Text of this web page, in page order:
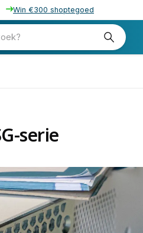
Win €300 shoptegoed
serie